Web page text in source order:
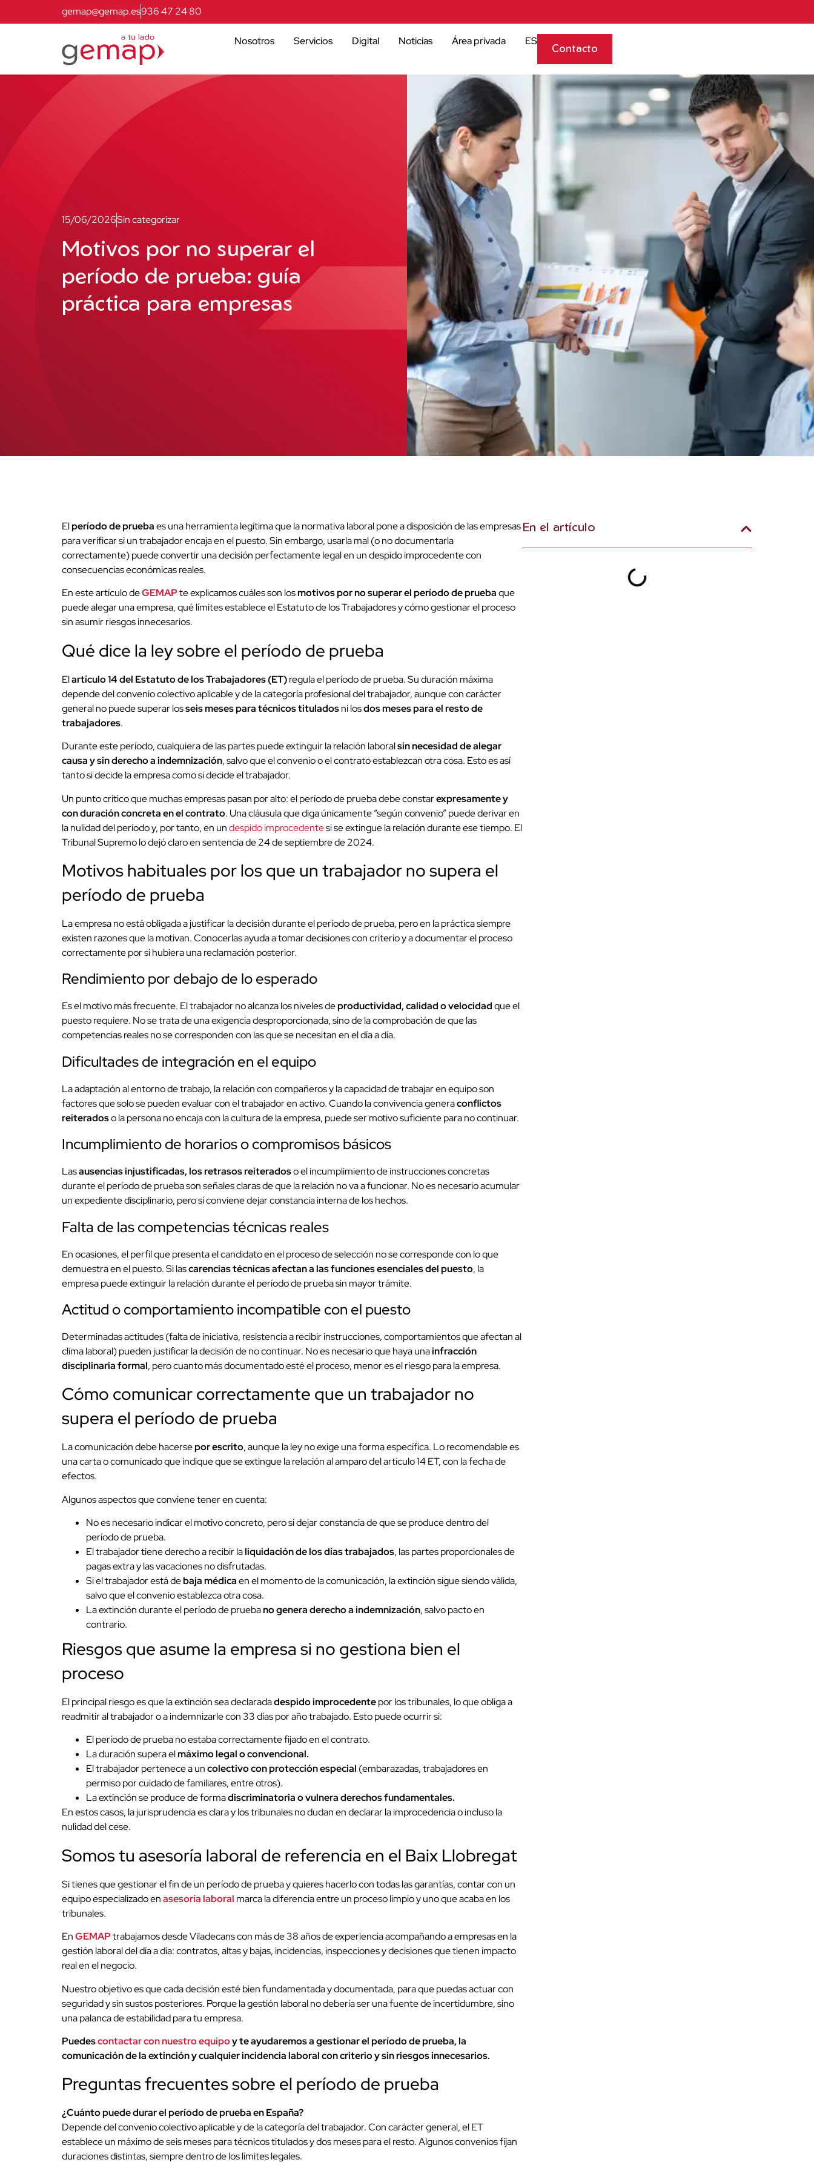
gemap@gemap.es936 47 24 80
Nosotros Servicios Digital Noticias Área privada ES
Contacto
15/06/2026Sin categorizar
Motivos por no superar el
período de prueba: guía
práctica para empresas
Elperíodo de pruebaes una herramienta legítima que la normativa laboral pone a disposición de las empresas
para verificar si un trabajador encaja en el puesto. Sin embargo, usarla mal (o no documentarla
correctamente) puede convertir una decisión perfectamente legal en un despido improcedente con
consecuencias económicas reales.
En este artículo deGEMAPte explicamos cuáles son losmotivos por no superar el período de pruebaque
puede alegar una empresa, qué límites establece el Estatuto de los Trabajadores y cómo gestionar el proceso
sin asumir riesgos innecesarios.
Qué dice la ley sobre el período de prueba
Elartículo 14 del Estatuto de los Trabajadores (ET)regula el período de prueba. Su duración máxima
depende del convenio colectivo aplicable y de la categoría profesional del trabajador, aunque con carácter
general no puede superar losseis meses para técnicos tituladosni losdos meses para el resto de
trabajadores.
Durante este período, cualquiera de las partes puede extinguir la relación laboralsin necesidad de alegar
causa y sin derecho a indemnización, salvo que el convenio o el contrato establezcan otra cosa. Esto es así
tanto si decide la empresa como si decide el trabajador.
Un punto crítico que muchas empresas pasan por alto: el período de prueba debe constarexpresamente y
con duración concreta en el contrato. Una cláusula que diga únicamente “según convenio” puede derivar en
la nulidad del período y, por tanto, en undespido improcedentesi se extingue la relación durante ese tiempo. El
Tribunal Supremo lo dejó claro en sentencia de 24 de septiembre de 2024.
Motivos habituales por los que un trabajador no supera el
período de prueba
La empresa no está obligada a justificar la decisión durante el período de prueba, pero en la práctica siempre
existen razones que la motivan. Conocerlas ayuda a tomar decisiones con criterio y a documentar el proceso
correctamente por si hubiera una reclamación posterior.
Rendimiento por debajo de lo esperado
Es el motivo más frecuente. El trabajador no alcanza los niveles deproductividad, calidad o velocidadque el
puesto requiere. No se trata de una exigencia desproporcionada, sino de la comprobación de que las
competencias reales no se corresponden con las que se necesitan en el día a día.
Dificultades de integración en el equipo
La adaptación al entorno de trabajo, la relación con compañeros y la capacidad de trabajar en equipo son
factores que solo se pueden evaluar con el trabajador en activo. Cuando la convivencia generaconflictos
reiteradoso la persona no encaja con la cultura de la empresa, puede ser motivo suficiente para no continuar.
Incumplimiento de horarios o compromisos básicos
Lasausencias injustificadas, los retrasos reiteradoso el incumplimiento de instrucciones concretas
durante el período de prueba son señales claras de que la relación no va a funcionar. No es necesario acumular
un expediente disciplinario, pero sí conviene dejar constancia interna de los hechos.
Falta de las competencias técnicas reales
En ocasiones, el perfil que presenta el candidato en el proceso de selección no se corresponde con lo que
demuestra en el puesto. Si lascarencias técnicas afectan a las funciones esenciales del puesto, la
empresa puede extinguir la relación durante el período de prueba sin mayor trámite.
Actitud o comportamiento incompatible con el puesto
Determinadas actitudes (falta de iniciativa, resistencia a recibir instrucciones, comportamientos que afectan al
clima laboral) pueden justificar la decisión de no continuar. No es necesario que haya unainfracción
disciplinaria formal, pero cuanto más documentado esté el proceso, menor es el riesgo para la empresa.
Cómo comunicar correctamente que un trabajador no
supera el período de prueba
La comunicación debe hacersepor escrito, aunque la ley no exige una forma específica. Lo recomendable es
una carta o comunicado que indique que se extingue la relación al amparo del artículo 14 ET, con la fecha de
efectos.
Algunos aspectos que conviene tener en cuenta:
No es necesario indicar el motivo concreto, pero sí dejar constancia de que se produce dentro del
período de prueba.
El trabajador tiene derecho a recibir laliquidación de los días trabajados, las partes proporcionales de
pagas extra y las vacaciones no disfrutadas.
Si el trabajador está debaja médicaen el momento de la comunicación, la extinción sigue siendo válida,
salvo que el convenio establezca otra cosa.
La extinción durante el período de pruebano genera derecho a indemnización, salvo pacto en
contrario.
Riesgos que asume la empresa si no gestiona bien el
proceso
El principal riesgo es que la extinción sea declaradadespido improcedentepor los tribunales, lo que obliga a
readmitir al trabajador o a indemnizarle con 33 días por año trabajado. Esto puede ocurrir si:
El período de prueba no estaba correctamente fijado en el contrato.
La duración supera elmáximo legal o convencional.
El trabajador pertenece a uncolectivo con protección especial (embarazadas, trabajadores en
permiso por cuidado de familiares, entre otros).
La extinción se produce de formadiscriminatoria o vulnera derechos fundamentales.
En estos casos, la jurisprudencia es clara y los tribunales no dudan en declarar la improcedencia o incluso la
nulidad del cese.
Somos tu asesoría laboral de referencia en el Baix Llobregat
Si tienes que gestionar el fin de un período de prueba y quieres hacerlo con todas las garantías, contar con un
equipo especializado enasesoría laboral marca la diferencia entre un proceso limpio y uno que acaba en los
tribunales.
EnGEMAPtrabajamos desde Viladecans con más de 38 años de experiencia acompañando a empresas en la
gestión laboral del día a día: contratos, altas y bajas, incidencias, inspecciones y decisiones que tienen impacto
real en el negocio.
Nuestro objetivo es que cada decisión esté bien fundamentada y documentada, para que puedas actuar con
seguridad y sin sustos posteriores. Porque la gestión laboral no debería ser una fuente de incertidumbre, sino
una palanca de estabilidad para tu empresa.
Puedescontactar con nuestro equipoy te ayudaremos a gestionar el período de prueba, la
comunicación de la extinción y cualquier incidencia laboral con criterio y sin riesgos innecesarios.
Preguntas frecuentes sobre el período de prueba
¿Cuánto puede durar el período de prueba en España?
Depende del convenio colectivo aplicable y de la categoría del trabajador. Con carácter general, el ET
establece un máximo de seis meses para técnicos titulados y dos meses para el resto. Algunos convenios fijan
duraciones distintas, siempre dentro de los límites legales.
En el artículo